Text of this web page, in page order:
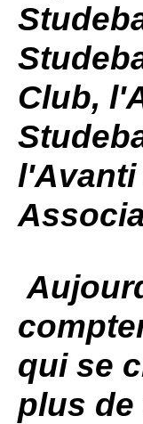
Club,
l'Avanti
qui se
plus de